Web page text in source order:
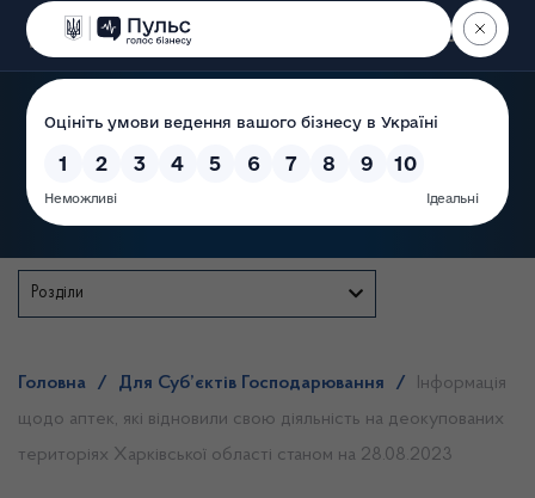
Пошук
Розділи
Головна / Для Суб’єктів Господарювання /
Інформація
щодо аптек, які відновили свою діяльність на деокупованих
територіях Харківської області станом на 28.08.2023